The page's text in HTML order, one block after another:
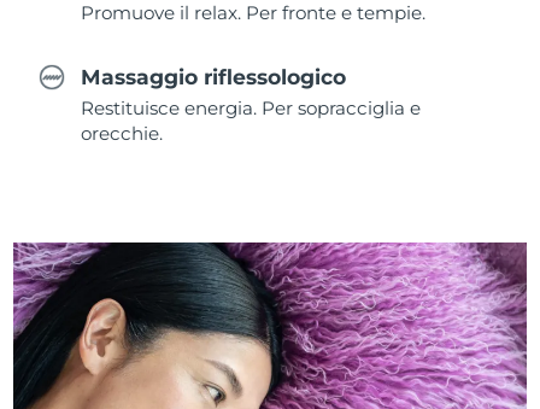
Promuove il relax. Per fronte e tempie.
Massaggio riflessologico
Restituisce energia. Per sopracciglia e
orecchie.